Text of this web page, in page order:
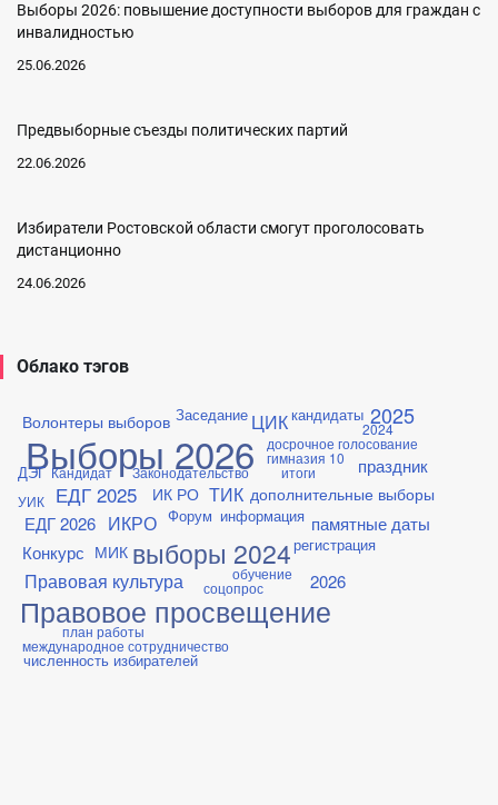
Выборы 2026: повышение доступности выборов для граждан с
инвалидностью
25.06.2026
Предвыборные съезды политических партий
22.06.2026
Избиратели Ростовской области смогут проголосовать
дистанционно
24.06.2026
Облако тэгов
Волонтеры выборов
Выборы 2026
ДЭГ
ЕДГ 2025
ЕДГ 2026
Законодательство
Заседание
ИК РО
ИКРО
Кандидат
Конкурс МИК
Правовая культура
Правовое просвещение
ТИК
УИК
Форум
ЦИК
выборы 2024
гимназия 10
дополнительные выборы
досрочное голосование
информация
итоги
кандидаты
международное сотрудничество
обучение
памятные даты
план работы
праздник
регистрация
соцопрос
численность избирателей
2024
2025
2026